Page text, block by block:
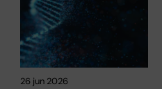
26 jun 2026